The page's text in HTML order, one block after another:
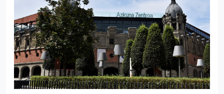
Zurück zum Index